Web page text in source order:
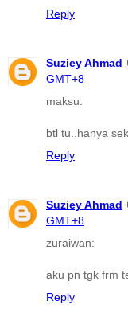
Reply
Suziey Ahmad
GMT+8
maksu:
btl tu..hanya
Reply
Suziey Ahmad
GMT+8
zuraiwan:
aku pn tgk frm
Reply